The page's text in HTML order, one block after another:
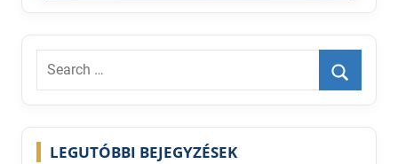
Search
Search
LEGUTÓBBI BEJEGYZÉSEK